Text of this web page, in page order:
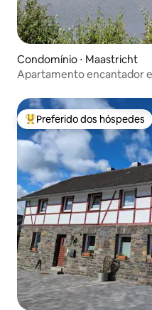
Condomínio ⋅ Maastricht
Apartamento encantador
Entre os melhores
Preferido dos hóspedes